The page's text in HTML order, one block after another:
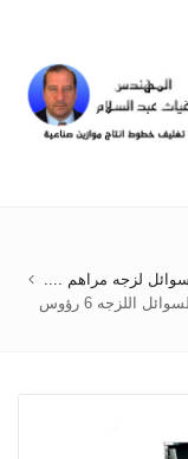
لزجه مراهم ....
خط تعبئة كامل ألي فول مدمس تنك للحبوب و السوائل اللزجه 6 رؤوس